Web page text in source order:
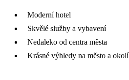
Moderní hotel
Skvělé služby a vybavení
Nedaleko od centra města
Krásné výhledy na město a okolí